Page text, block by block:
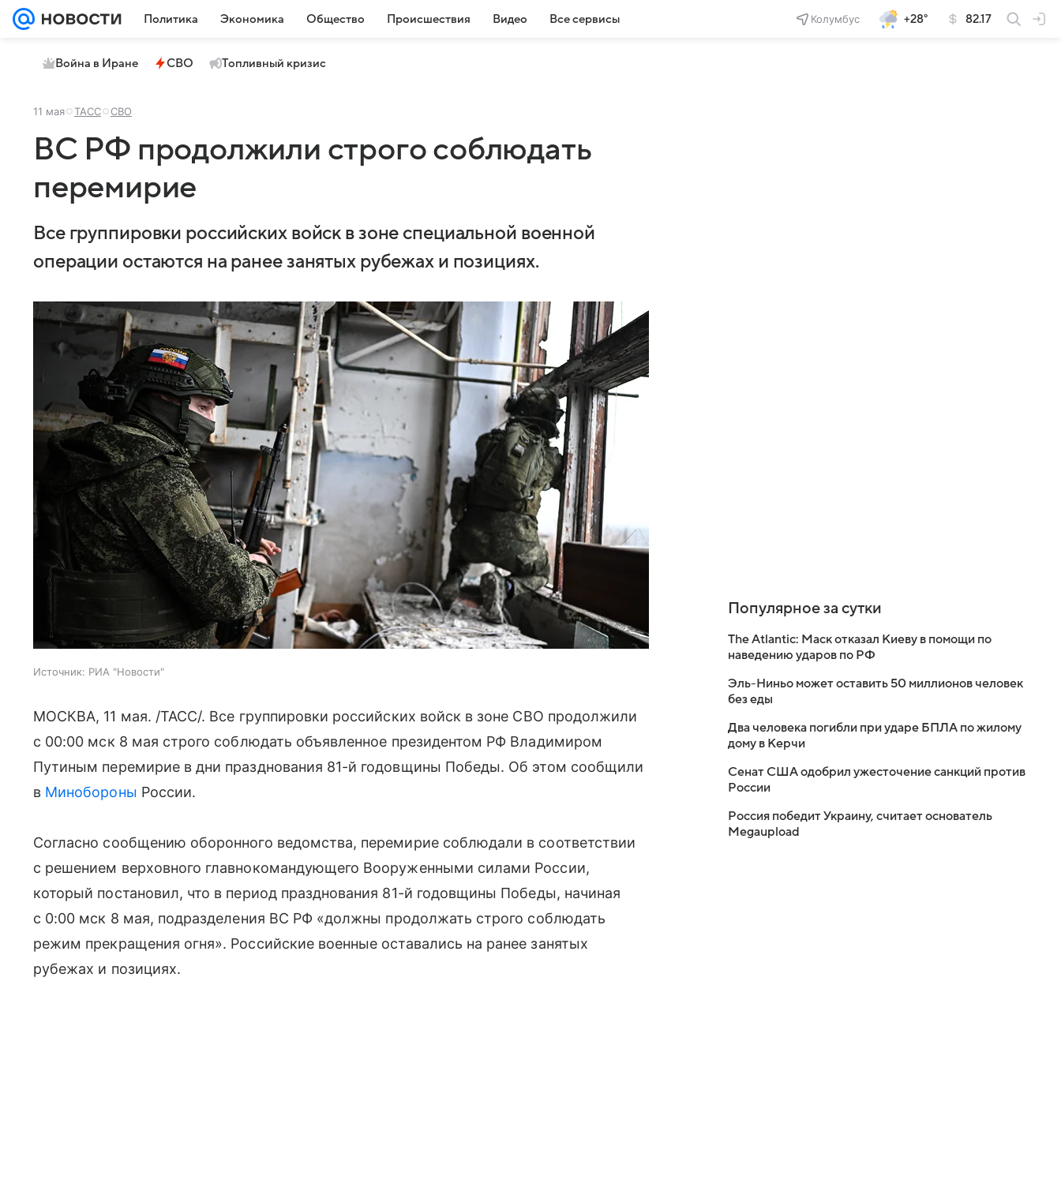
Политика Экономика Общество Происшествия Видео Все сервисы Колумбус +28° 82.17
Война в Иране СВО Топливный кризис
11 мая ТАСС СВО
ВС РФ продолжили строго соблюдать
перемирие
Все группировки российских войск в зоне специальной военной
операции остаются на ранее занятых рубежах и позициях.
Источник: РИА "Новости"
МОСКВА, 11 мая. /ТАСС/. Все группировки российских войск в зоне СВО продолжили
с 00:00 мск 8 мая строго соблюдать объявленное президентом РФ Владимиром
Путиным перемирие в дни празднования 81-й годовщины Победы. Об этом сообщили
в Минобороны России.
Согласно сообщению оборонного ведомства, перемирие соблюдали в соответствии
с решением верховного главнокомандующего Вооруженными силами России,
который постановил, что в период празднования 81-й годовщины Победы, начиная
с 0:00 мск 8 мая, подразделения ВС РФ «должны продолжать строго соблюдать
режим прекращения огня». Российские военные оставались на ранее занятых
рубежах и позициях.
Популярное за сутки
The Atlantic: Маск отказал Киеву в помощи по
наведению ударов по РФ
Эль-Ниньо может оставить 50 миллионов человек
без еды
Два человека погибли при ударе БПЛА по жилому
дому в Керчи
Сенат США одобрил ужесточение санкций против
России
Россия победит Украину, считает основатель
Megaupload